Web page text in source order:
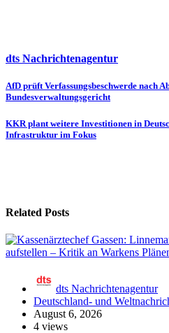
dts Nachrichtenagentur
Beitragsnavigation
AfD prüft Verfassungsbeschwerde nach
Bundesverwaltungsgericht
KKR plant weitere Investitionen in
Infrastruktur im Fokus
Related Posts
dts Nachrichtenagentur
Deutschland- und
August 6, 2026
4 views